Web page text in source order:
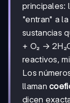
principales:
"entran" a
sustancias
+ O₂ →
reactivos,
Los
llaman
dicen